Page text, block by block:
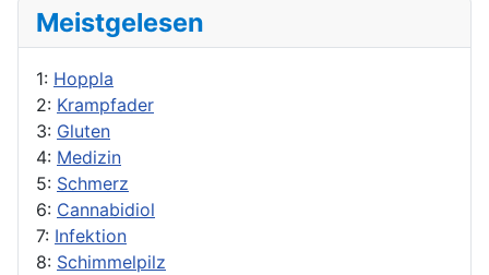
Meistgelesen
1: Hoppla
2: Krampfader
3: Gluten
4: Medizin
5: Schmerz
6: Cannabidiol
7: Infektion
8: Schimmelpilz